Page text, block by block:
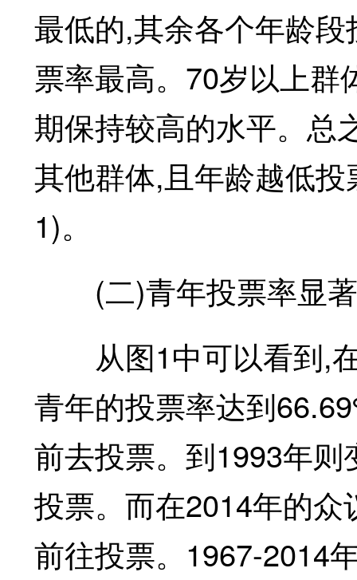
最低的,其余各个年龄
票率最高。70岁以上
期保持较高的水平。总
其他群体,且年龄越低
1)。
(二)青年投票率显
从图1中可以看到,在
青年的投票率达到
前去投票。到1993年
投票。而在2014年的
前往投票。1967-2014